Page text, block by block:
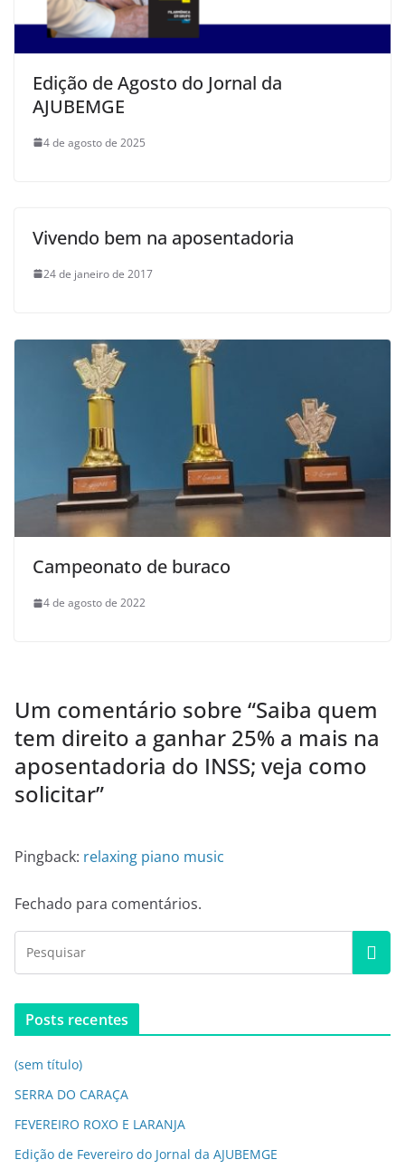
Edição de Agosto do Jornal da
AJUBEMGE
4 de agosto de 2025
Vivendo bem na aposentadoria
24 de janeiro de 2017
Campeonato de buraco
4 de agosto de 2022
Um comentário sobre “Saiba quem
tem direito a ganhar 25% a mais na
aposentadoria do INSS; veja como
solicitar”
Pingback: relaxing piano music
Fechado para comentários.
Posts recentes
(sem título)
SERRA DO CARAÇA
FEVEREIRO ROXO E LARANJA
Edição de Fevereiro do Jornal da AJUBEMGE